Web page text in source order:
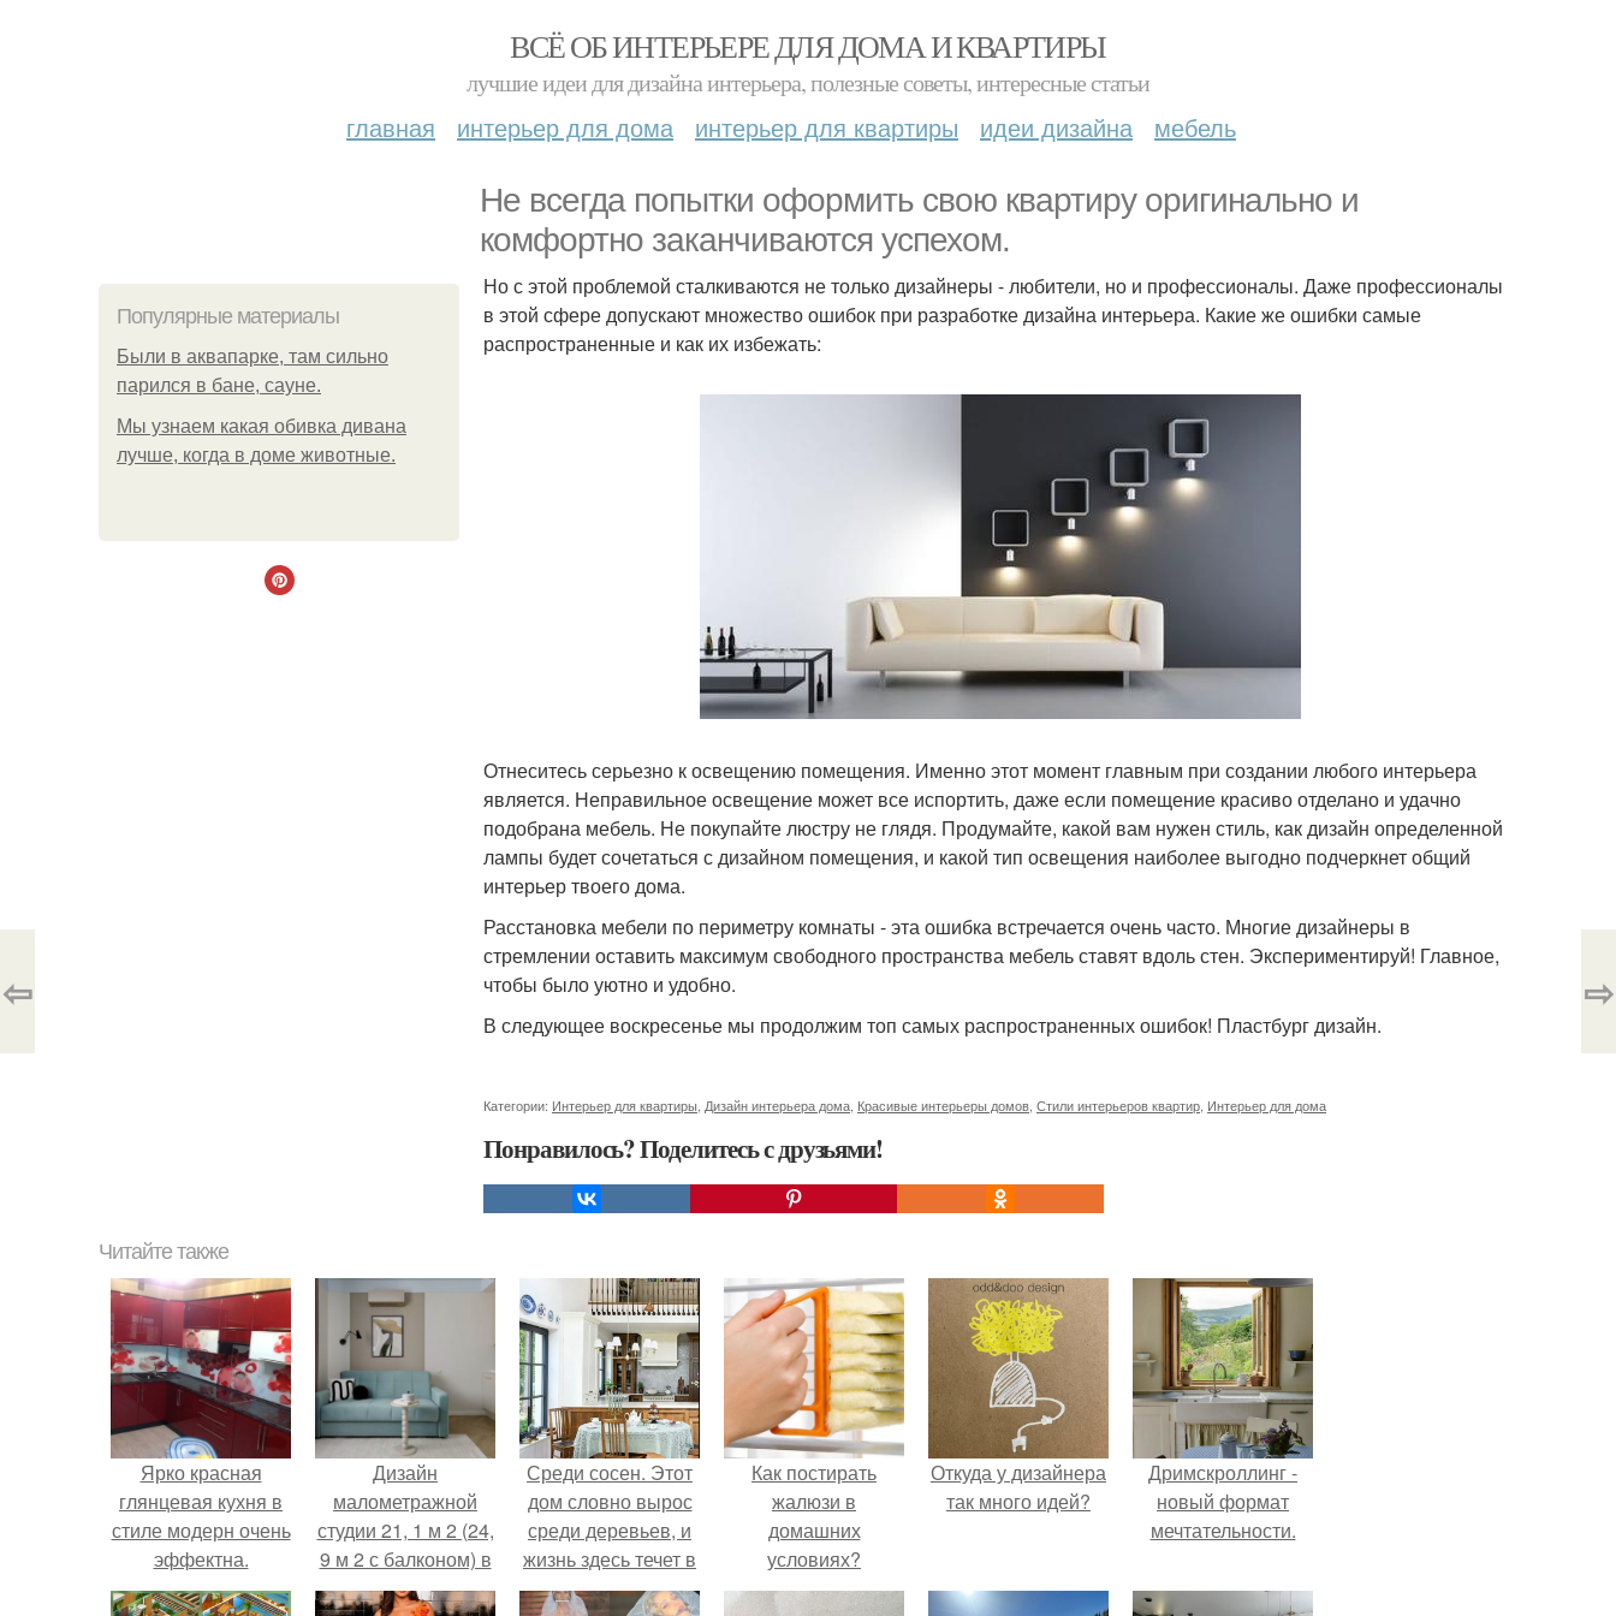
ВСЁ ОБ ИНТЕРЬЕРЕ ДЛЯ ДОМА И КВАРТИРЫ
лучшие идеи для дизайна интерьера, полезные советы, интересные статьи
главная интерьер для дома интерьер для квартиры идеи дизайна мебель
Не всегда попытки оформить свою квартиру оригинально и
комфортно заканчиваются успехом.
Популярные материалы
Были в аквапарке, там сильно
парился в бане, сауне.
Мы узнаем какая обивка дивана
лучше, когда в доме животные.
Но с этой проблемой сталкиваются не только дизайнеры - любители, но и профессионалы. Даже профессионалы
в этой сфере допускают множество ошибок при разработке дизайна интерьера. Какие же ошибки самые
распространенные и как их избежать:
Отнеситесь серьезно к освещению помещения. Именно этот момент главным при создании любого интерьера
является. Неправильное освещение может все испортить, даже если помещение красиво отделано и удачно
подобрана мебель. Не покупайте люстру не глядя. Продумайте, какой вам нужен стиль, как дизайн определенной
лампы будет сочетаться с дизайном помещения, и какой тип освещения наиболее выгодно подчеркнет общий
интерьер твоего дома.
Расстановка мебели по периметру комнаты - эта ошибка встречается очень часто. Многие дизайнеры в
стремлении оставить максимум свободного пространства мебель ставят вдоль стен. Экспериментируй! Главное,
чтобы было уютно и удобно.
В следующее воскресенье мы продолжим топ самых распространенных ошибок! Пластбург дизайн.
Категории: Интерьер для квартиры Дизайн интерьера дома Красивые интерьеры домов Стили интерьеров квартир Интерьер для дома
Понравилось? Поделитесь с друзьями!
⇦ ⇨
Читайте также
Ярко красная
глянцевая кухня в
стиле модерн очень
эффектна.
Дизайн
малометражной
студии 21, 1 м 2 (24,
9 м 2 с балконом) в
Краснодаре.
Среди сосен. Этот
дом словно вырос
среди деревьев, и
жизнь здесь течет в
собственном ритме
Как постирать
жалюзи в
домашних
условиях?
Откуда у дизайнера
так много идей?
Дримскроллинг -
новый формат
мечтательности.